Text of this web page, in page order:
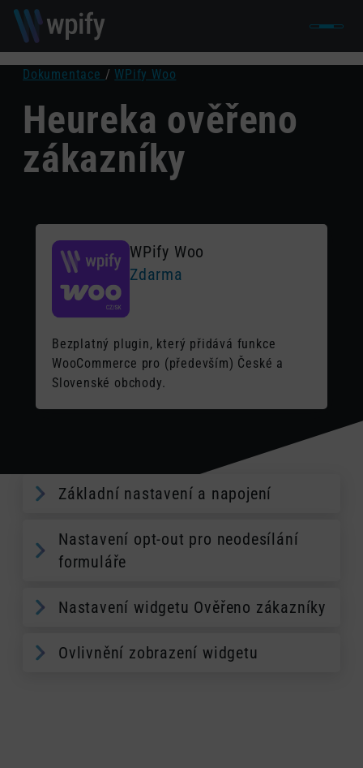
Dokumentace / WPify Woo
Heureka ověřeno
zákazníky
WPify Woo
Zdarma
Bezplatný plugin, který přidává funkce
WooCommerce pro (především) České a
Slovenské obchody.
Základní nastavení a napojení
Nastavení opt-out pro neodesílání
formuláře
Nastavení widgetu Ověřeno zákazníky
Ovlivnění zobrazení widgetu